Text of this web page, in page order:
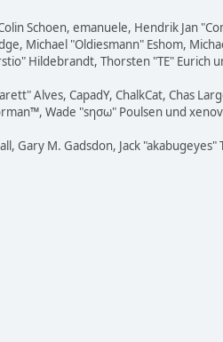
Schoen, emanuele, Hendrik Jan
Michael "Oldiesmann" Eshom,
Hildebrandt, Thorsten "TE" Eurich
Alves, CapadY, ChalkCat, Chas
Wade "sησω" Poulsen und
Gary M. Gadsdon, Jack "akabugeyes"